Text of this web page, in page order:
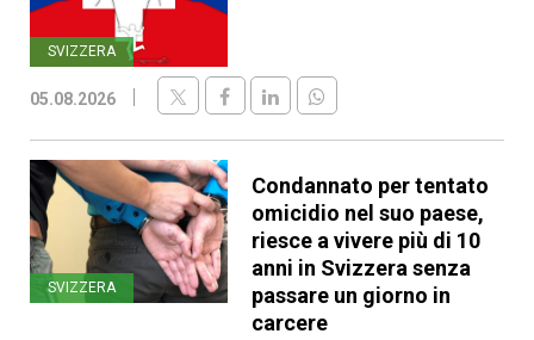
SVIZZERA
05.08.2026
SVIZZERA
Condannato per tentato
omicidio nel suo paese,
riesce a vivere più di 10
anni in Svizzera senza
passare un giorno in
carcere